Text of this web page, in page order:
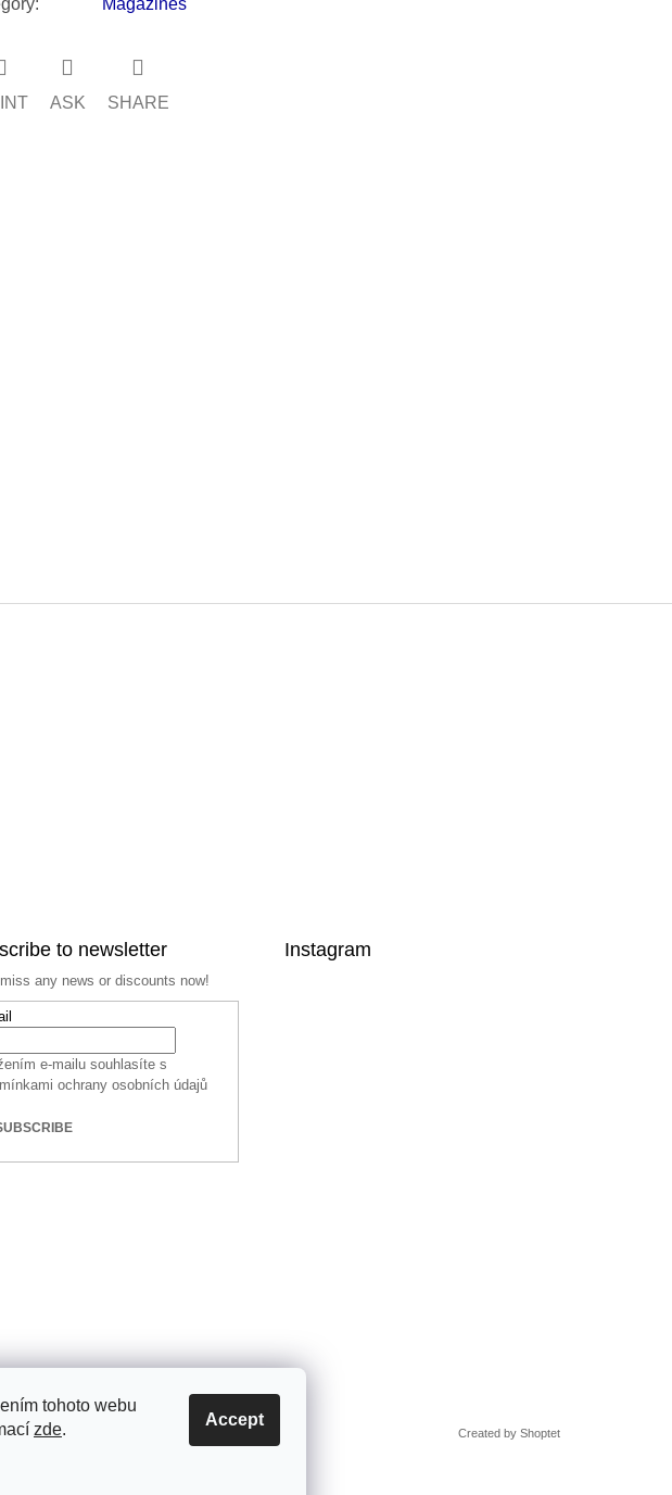
tohoto webu
zde.
Accept
: Magazines
ASK SHARE
to newsletter
any news or discounts now!
e-mailu souhlasíte s
ochrany osobních údajů
Instagram